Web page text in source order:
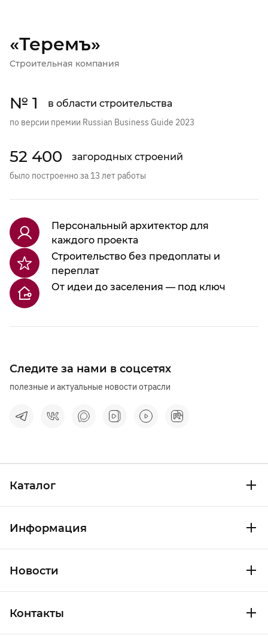
«Теремъ»
Строительная компания
№ 1 в области строительства
по версии премии Russian Business Guide 2023
52 400 загородных строений
было построенно за 13 лет работы
Следите за нами в соцсетях
полезные и актуальные новости отрасли
Персональный архитектор для
каждого проекта
Строительство без предоплаты и
переплат
От идеи до заселения — под ключ
Каталог
Информация
Новости
Контакты